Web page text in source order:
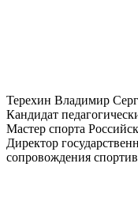
Терехин Владимир
Кандидат
Мастер спорта
Директор
сопровождения